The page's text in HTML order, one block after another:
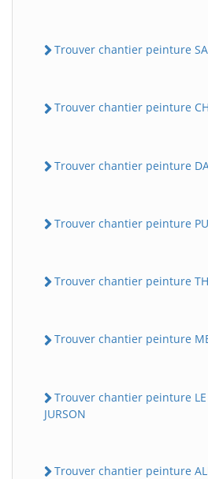
Trouver chantier peinture
Trouver chantier peinture
Trouver chantier peinture
Trouver chantier peinture
Trouver chantier peinture
Trouver chantier peinture
Trouver chantier peinture LE
JURSON
Trouver chantier peinture